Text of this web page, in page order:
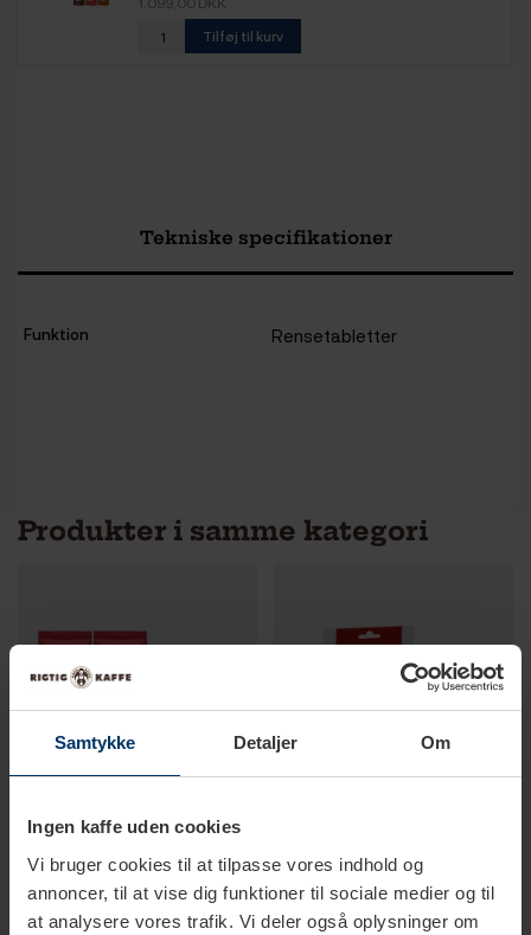
Samtykke Detaljer Om
Ingen kaffe uden cookies
Vi bruger cookies til at tilpasse vores indhold og
annoncer, til at vise dig funktioner til sociale medier og til
at analysere vores trafik. Vi deler også oplysninger om
Tilføj til kurv
Tekniske specifikationer
Funktion Rensetabletter
Produkter i samme kategori
1-2 hverdage 1-2 hverdage